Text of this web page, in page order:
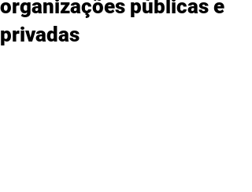
organizações públicas e
privadas